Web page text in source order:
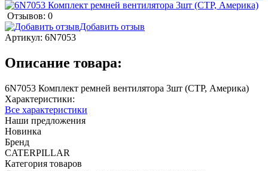
Отзывов: 0
Добавить отзыв
Артикул: 6N7053
Описание товара:
6N7053 Комплект ремней вентилятора 3шт (CTP, Америка)
Характеристики:
Все характеристики
Наши предложения
Новинка
Бренд
CATERPILLAR
Категория товаров